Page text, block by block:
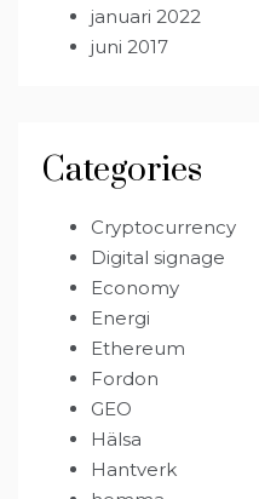
januari 2022
juni 2017
Categories
Cryptocurrency
Digital signage
Economy
Energi
Ethereum
Fordon
GEO
Hälsa
Hantverk